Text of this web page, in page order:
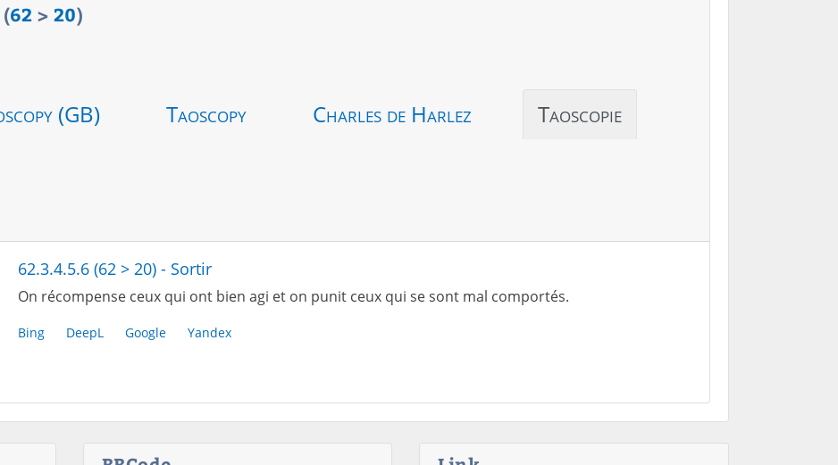
(62 > 20)
(GB) Taoscopy Charles de Harlez Taoscopie
62.3.4.5.6 (62 > 20) - Sortir
On récompense ceux qui ont bien agi et on punit ceux qui se sont mal comportés.
Bing DeepL Google Yandex